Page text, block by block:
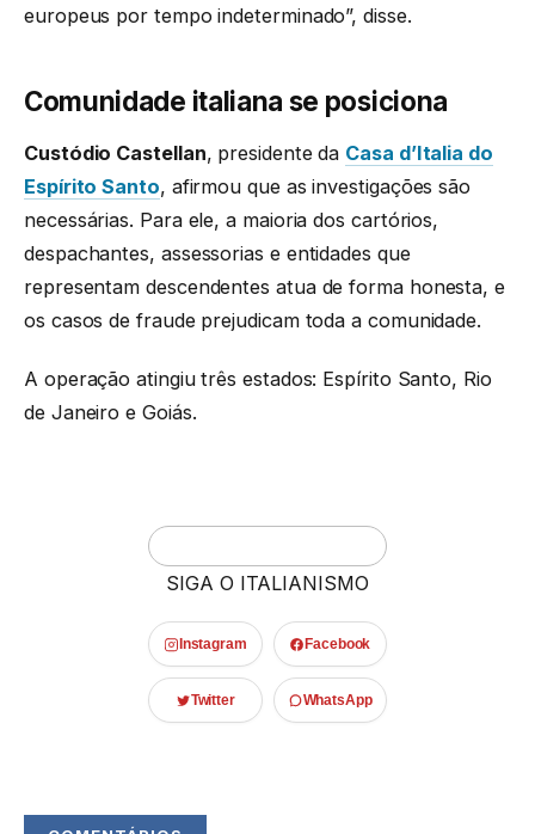
europeus por tempo indeterminado”, disse.
Comunidade italiana se posiciona
Custódio Castellan, presidente da Casa d’Italia do
Espírito Santo, afirmou que as investigações são
necessárias. Para ele, a maioria dos cartórios,
despachantes, assessorias e entidades que
representam descendentes atua de forma honesta, e
os casos de fraude prejudicam toda a comunidade.
A operação atingiu três estados: Espírito Santo, Rio
de Janeiro e Goiás.
SIGA O ITALIANISMO
Instagram Facebook
Twitter WhatsApp